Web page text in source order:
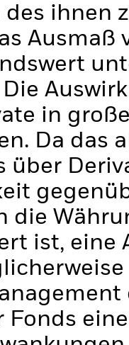
ihnen
Ausmaß
in
Da das
über
die
ist,
Fonds